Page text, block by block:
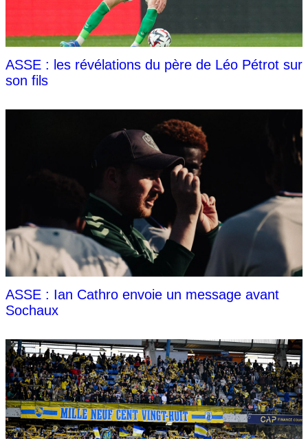
ASSE : les révélations du père de Léo Pétrot sur
son fils
ASSE : Ian Cathro envoie un message avant
Sochaux